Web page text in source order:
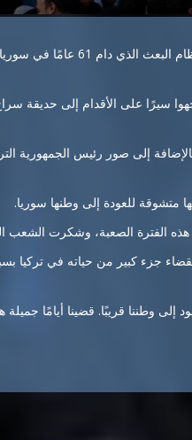
احتفل عدد كبير من السوريين المقيمين في
سيرًا على الأقدام إلى حديقة
إلى صور رئيس الجمهورية
هذه الفترة الصعبة، وشكرت
من العمر 24 عامًا، أنه اضطر لقضاء جزء كبير من
وطننا قريبًا. قضينا أيامًا